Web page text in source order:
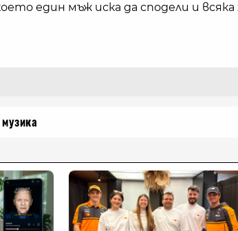
един мъж иска да сподели и всяка
музика